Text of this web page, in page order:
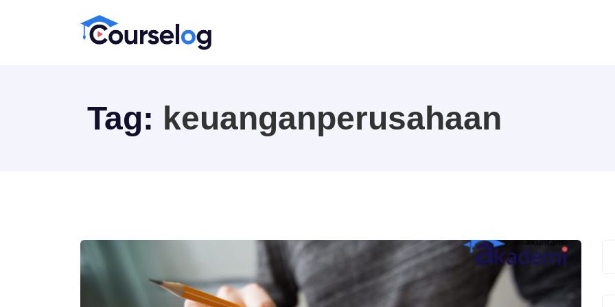
Tag: keuanganperusahaan